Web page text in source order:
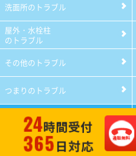
洗面所のトラブル
屋外・水栓柱
のトラブル
その他のトラブル
つまりのトラブル
サービス料金
口コミ